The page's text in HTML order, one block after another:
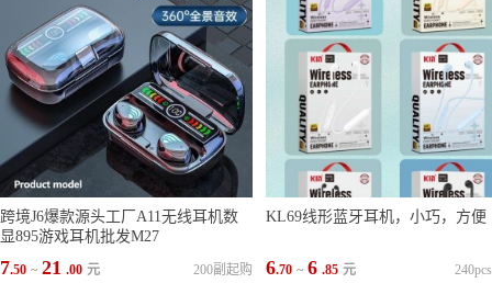
跨境J6爆款源头工厂A11无线耳机数
显895游戏耳机批发M27
7.50 ~ 21 .00 元
200副起购
KL69线形蓝牙耳机，小巧，方便
6.70 ~ 6 .85 元